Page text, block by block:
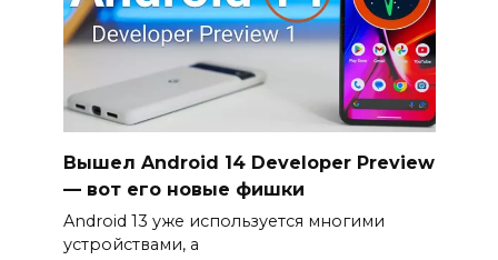
Вышел Android 14 Developer Preview
— вот его новые фишки
Android 13 уже используется многими
устройствами, а